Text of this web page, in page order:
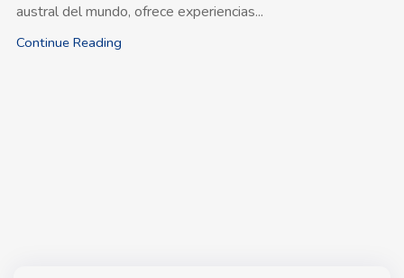
austral del mundo, ofrece experiencias...
Continue Reading